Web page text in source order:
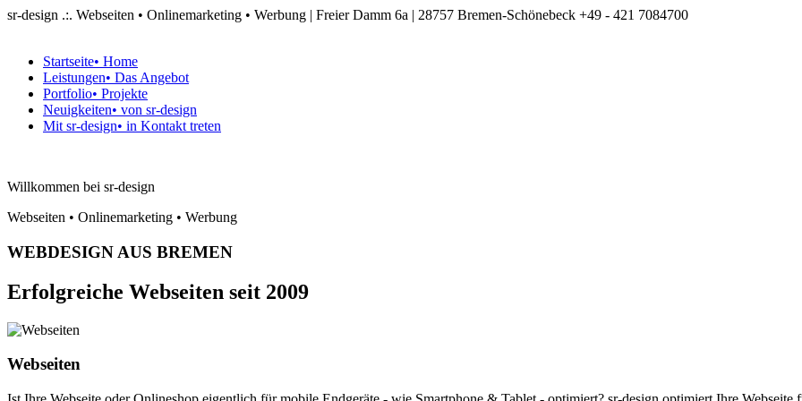
sr-design .:. Webseiten • Onlinemarketing • Werbung | Freier Damm 6a | 28757 Bremen-Schönebeck +49 - 421 7084700
Startseite• Home
Leistungen• Das Angebot
Portfolio• Projekte
Neuigkeiten• von sr-design
Mit sr-design• in Kontakt treten
Willkommen bei sr-design
Webseiten • Onlinemarketing • Werbung
WEBDESIGN AUS BREMEN
Erfolgreiche Webseiten seit 2009
Webseiten